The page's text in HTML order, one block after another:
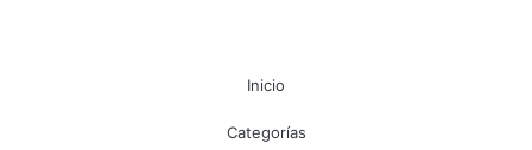
Inicio
Categorías